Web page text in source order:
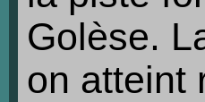
Golèse.
on atteint